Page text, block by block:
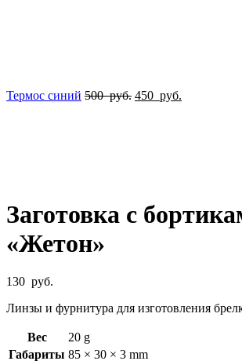
Термос синий 500руб. 450 руб.
Заготовка с
«Жетон»
130 руб.
Линзы и фурнитура для изготовления
Вес
20 g
Габариты 85 × 30 × 3 mm